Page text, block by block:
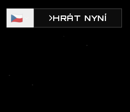
🇨🇿 HRÁT NYNÍ